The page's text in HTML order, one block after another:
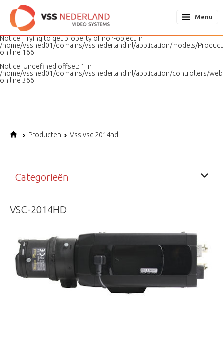
Notice: Undefined variable: page in
/home/vssned01/domains/vssnederland.nl/application/models/
on line
187
Notice: Trying to get property of non-object in
/home/vssned01/domains/vssnederland.nl/application/models/
on line 166
Notice: Undefined offset: 1 in
/home/vssned01/domains/vssnederland.nl/application/controllers/
on line 366
Menu
Producten Vss vsc 2014hd
Categorieën
VSC-2014HD